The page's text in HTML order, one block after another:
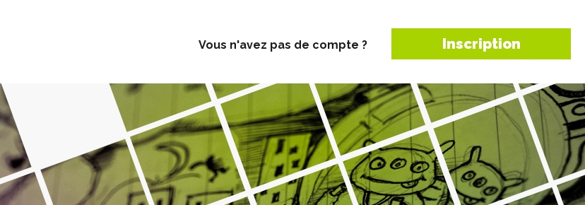
Vous n'avez pas de compte ? Inscription